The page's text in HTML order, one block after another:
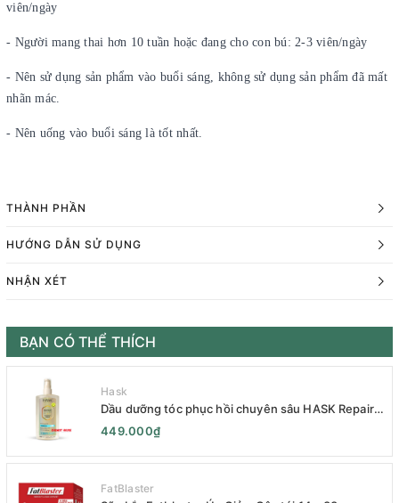
viên/ngày
- Người mang thai hơn 10 tuần hoặc đang cho con bú: 2-3 viên/ngày
- Nên sử dụng sản phẩm vào buổi sáng, không sử dụng sản phẩm đã mất
nhãn mác.
- Nên uống vào buổi sáng là tốt nhất.
THÀNH PHẦN
HƯỚNG DẪN SỬ DỤNG
NHẬN XÉT
BẠN CÓ THỂ THÍCH
Hask
Dầu dưỡng tóc phục hồi chuyên sâu HASK Repair
Series 120mL- HASK Repair Series Intensive Repair
449.000₫
FatBlaster